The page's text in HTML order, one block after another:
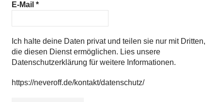
E-Mail *
Ich halte deine Daten privat und teilen sie nur mit Dritten,
die diesen Dienst ermöglichen. Lies unsere
Datenschutzerklärung für weitere Informationen.
https://neveroff.de/kontakt/datenschutz/